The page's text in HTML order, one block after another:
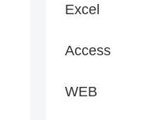
Excel
Access
WEB